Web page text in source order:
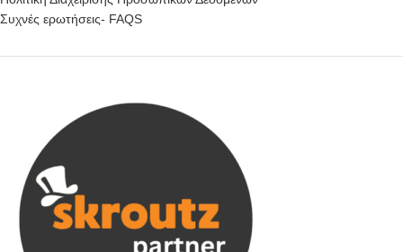
Συχνές ερωτήσεις- FAQS